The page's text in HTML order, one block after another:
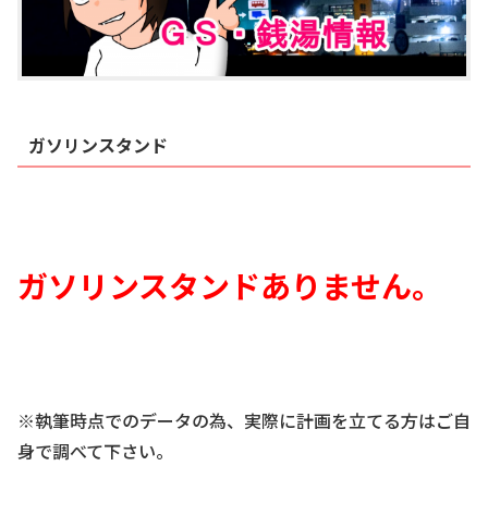
ガソリンスタンド
ガソリンスタンドありません。
※執筆時点でのデータの為、実際に計画を立てる方はご自
身で調べて下さい。